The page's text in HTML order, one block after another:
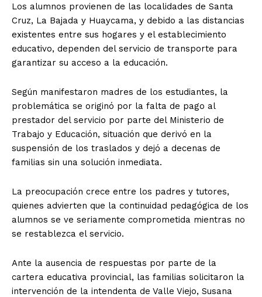
Los alumnos provienen de las localidades de Santa
Cruz, La Bajada y Huaycama, y debido a las distancias
existentes entre sus hogares y el establecimiento
educativo, dependen del servicio de transporte para
garantizar su acceso a la educación.
Según manifestaron madres de los estudiantes, la
problemática se originó por la falta de pago al
prestador del servicio por parte del Ministerio de
Trabajo y Educación, situación que derivó en la
suspensión de los traslados y dejó a decenas de
familias sin una solución inmediata.
La preocupación crece entre los padres y tutores,
quienes advierten que la continuidad pedagógica de los
alumnos se ve seriamente comprometida mientras no
se restablezca el servicio.
Ante la ausencia de respuestas por parte de la
cartera educativa provincial, las familias solicitaron la
intervención de la intendenta de Valle Viejo, Susana